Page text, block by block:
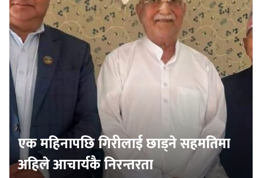
एक महिनापछि गिरीलाई छाड्ने सहमतिमा
अहिले आचार्यकै निरन्तरता